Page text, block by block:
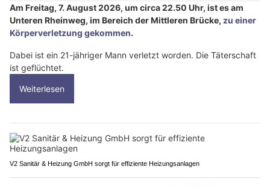
Am Freitag, 7. August 2026, um circa 22.50 Uhr, ist es am
Unteren Rheinweg, im Bereich der Mittleren Brücke, zu einer
Körperverletzung gekommen.
Dabei ist ein 21-jähriger Mann verletzt worden. Die Täterschaft
ist geflüchtet.
Weiterlesen
V2 Sanitär & Heizung GmbH sorgt für effiziente Heizungsanlagen